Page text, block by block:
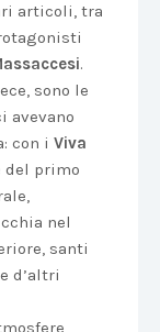
articoli, tra
.
sono le
avevano
con i Viva
del primo
nel
santi
d’altri